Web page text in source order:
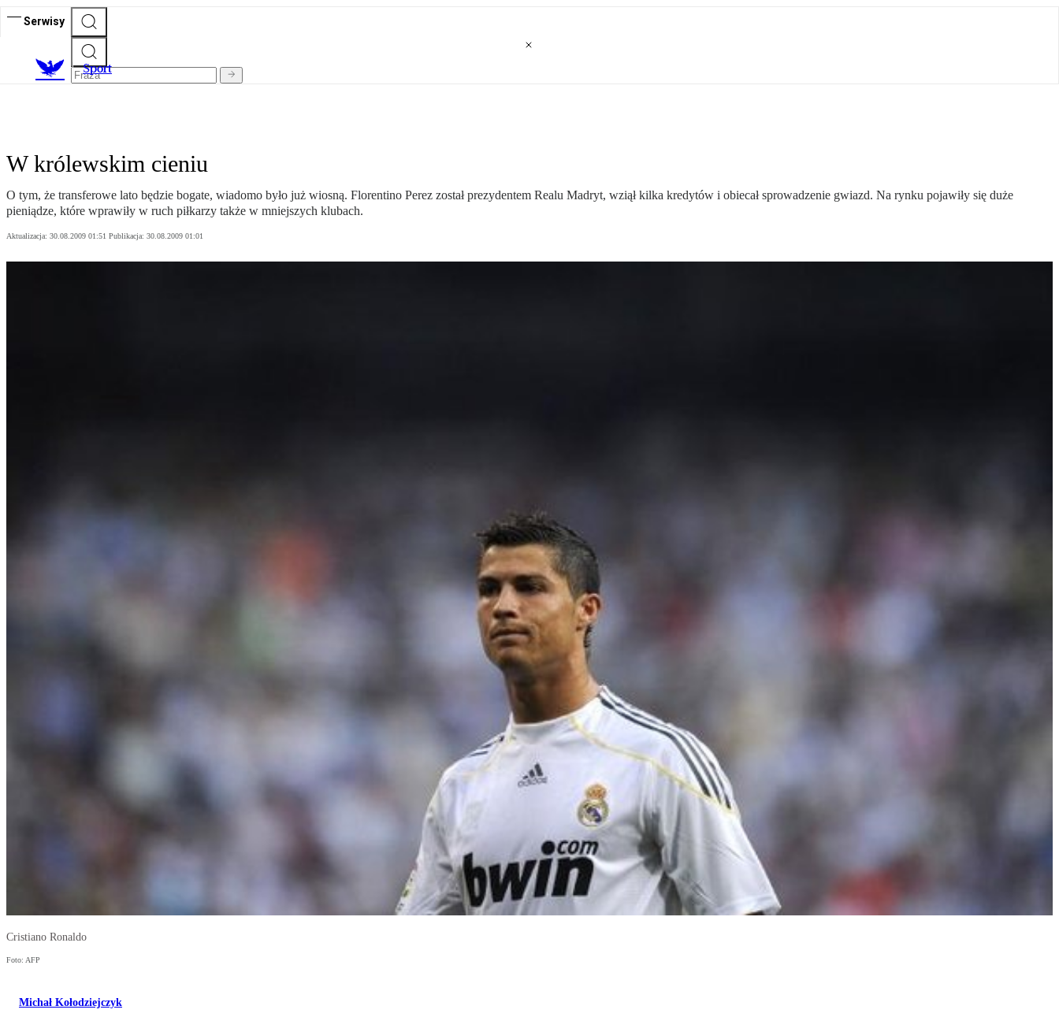
Serwisy
Sport
W królewskim cieniu
O tym, że transferowe lato będzie bogate, wiadomo było już wiosną. Florentino Perez został prezydentem Realu Madryt, wziął kilka kredytów i obiecał sprowadzenie gwiazd. Na rynku pojawiły się duże
pieniądze, które wprawiły w ruch piłkarzy także w mniejszych klubach.
Aktualizacja: 30.08.2009 01:51 Publikacja: 30.08.2009 01:01
Cristiano Ronaldo
Foto: AFP
Michał Kołodziejczyk